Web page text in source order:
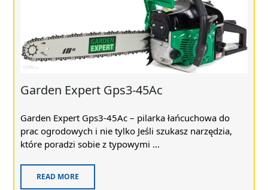
Garden Expert Gps3-45Ac
Garden Expert Gps3-45Ac – pilarka łańcuchowa do
prac ogrodowych i nie tylko Jeśli szukasz narzędzia,
które poradzi sobie z typowymi ...
READ MORE